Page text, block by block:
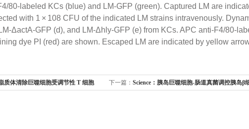
80-labeled KCs (blue) and LM-GFP (green). Captured LM are
with 1 × 108 CFU of the indicated LM strains intravenously.
ΔactA-GFP (d), and LM-Δhly-GFP (e) from KCs. APC anti-F4/80-
dye PI (red) are shown. Escaped LM are indicated by yellow
质体清除巨噬细胞受调节性 T 细胞 下一篇： Science：胰岛巨噬细胞-肠道真菌调控胰岛β